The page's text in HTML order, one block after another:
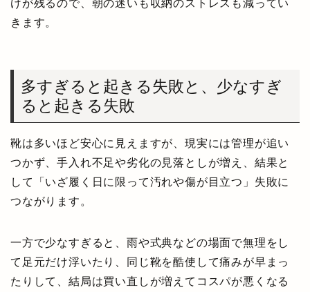
けが残るので、朝の迷いも収納のストレスも減ってい
きます。
多すぎると起きる失敗と、少なすぎ
ると起きる失敗
靴は多いほど安心に見えますが、現実には管理が追い
つかず、手入れ不足や劣化の見落としが増え、結果と
して「いざ履く日に限って汚れや傷が目立つ」失敗に
つながります。
一方で少なすぎると、雨や式典などの場面で無理をし
て足元だけ浮いたり、同じ靴を酷使して痛みが早まっ
たりして、結局は買い直しが増えてコスパが悪くなる